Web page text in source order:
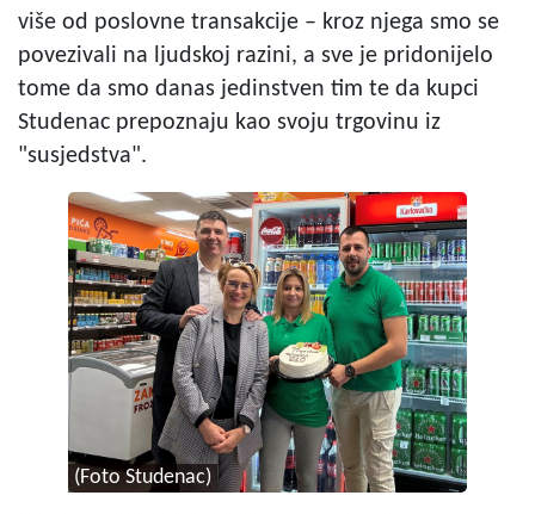
više od poslovne transakcije – kroz njega smo se
povezivali na ljudskoj razini, a sve je pridonijelo
tome da smo danas jedinstven tim te da kupci
Studenac prepoznaju kao svoju trgovinu iz
"susjedstva".
(Foto Studenac)